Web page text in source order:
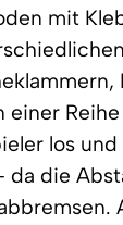
mit
einer
los
da die